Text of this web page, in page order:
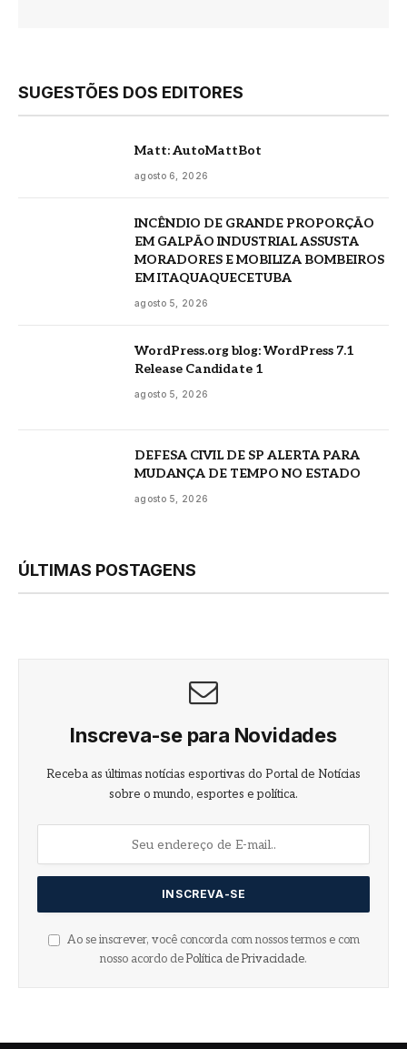
SUGESTÕES DOS EDITORES
Matt: AutoMattBot
agosto 6, 2026
INCÊNDIO DE GRANDE PROPORÇÃO
EM GALPÃO INDUSTRIAL ASSUSTA
MORADORES E MOBILIZA BOMBEIROS
EM ITAQUAQUECETUBA
agosto 5, 2026
WordPress.org blog: WordPress 7.1
Release Candidate 1
agosto 5, 2026
DEFESA CIVIL DE SP ALERTA PARA
MUDANÇA DE TEMPO NO ESTADO
agosto 5, 2026
ÚLTIMAS POSTAGENS
Inscreva-se para Novidades
Receba as últimas notícias esportivas do Portal de Notícias
sobre o mundo, esportes e política.
Ao se inscrever, você concorda com nossos termos e com
nosso acordo de Política de Privacidade.